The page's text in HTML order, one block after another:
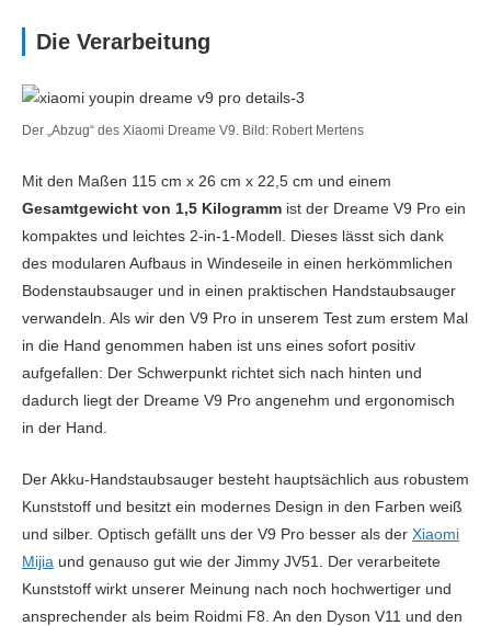
Ladezeit (min) 240
Saugdauer Min-
60
Modus (min)
Batteriekapazität
(mAh) & Akkutyp
2.500mAh Li-Ion
Bauweise
Länge x Breite x Höhe
(cm)
26 x 28 x 129
Mit/Ohne Beutel Beutellos
Reinigung
99% / 74%
Die Verarbeitung
Der „Abzug“ des Xiaomi Dreame V9. Bild: Robert Mertens
Mit den Maßen 115 cm x 26 cm x 22,5 cm und einem
Gesamtgewicht von 1,5 Kilogramm ist der Dreame V9 Pro ein
kompaktes und leichtes 2-in-1-Modell. Dieses lässt sich dank
des modularen Aufbaus in Windeseile in einen herkömmlichen
Bodenstaubsauger und in einen praktischen Handstaubsauger
verwandeln. Als wir den V9 Pro in unserem Test zum erstem Mal
in die Hand genommen haben ist uns eines sofort positiv
aufgefallen: Der Schwerpunkt richtet sich nach hinten und
dadurch liegt der Dreame V9 Pro angenehm und ergonomisch
in der Hand.
Der Akku-Handstaubsauger besteht hauptsächlich aus robustem
Kunststoff und besitzt ein modernes Design in den Farben weiß
und silber. Optisch gefällt uns der V9 Pro besser als der Xiaomi
Mijia und genauso gut wie der Jimmy JV51. Der verarbeitete
Kunststoff wirkt unserer Meinung nach noch hochwertiger und
ansprechender als beim Roidmi F8. An den Dyson V11 und den